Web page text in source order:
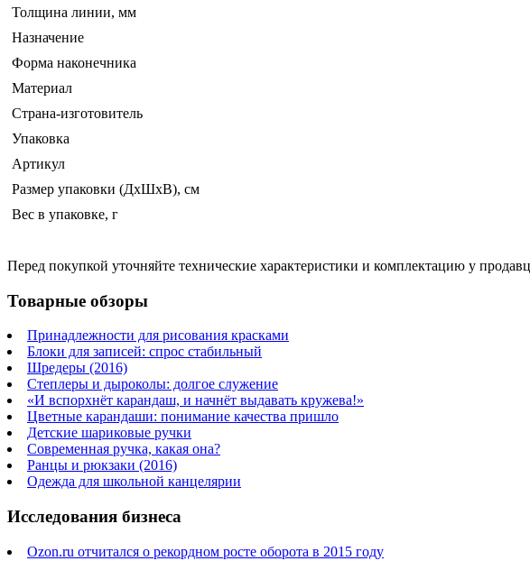
Толщина линии, мм
Назначение
Форма наконечника
Материал
Страна-изготовитель
Упаковка
Артикул
Размер упаковки (ДхШхВ), см
Вес в упаковке, г
Перед покупкой уточняйте технические характеристики и комплектацию у
Товарные обзоры
Принадлежности для рисования красками
Блоки для записей: спрос стабильный
Шредеры (2016)
Степлеры и дыроколы: долгое служение
«И вспорхнёт карандаш, и начнёт выдавать кружева!»
Цветные карандаши: понимание качества пришло
Детские шариковые ручки
Современная ручка, какая она?
Ранцы и рюкзаки (2016)
Одежда для школьной канцелярии
Исследования бизнеса
Ozon.ru отчитался о рекордном росте оборота в 2015 году